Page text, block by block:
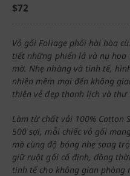
$72
Vỏ gối Foliage phối hài hòa
tiết những phiến lá và nụ
mờ. Nhẹ nhàng và tinh tế,
nhiên mềm mại đến không
thiện vẻ đẹp thanh lịch và
Làm từ chất vải 100% Cotton
500 sợi, mỗi chiếc vỏ gối
mà cùng độ bóng nhẹ sang
giữ ruột gối cố định, đồng
tinh tế cho không gian phòng